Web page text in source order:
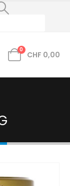
0
CHF 0,00